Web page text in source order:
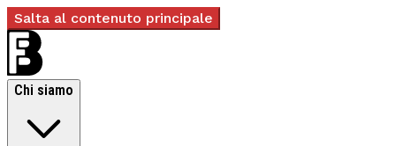
Salta al contenuto principale
Chi siamo